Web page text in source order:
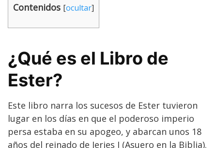
Contenidos [ocultar]
¿Qué es el Libro de
Ester?
Este libro narra los sucesos de Ester tuvieron
lugar en los días en que el poderoso imperio
persa estaba en su apogeo, y abarcan unos 18
años del reinado de Jerjes I (Asuero en la Biblia).